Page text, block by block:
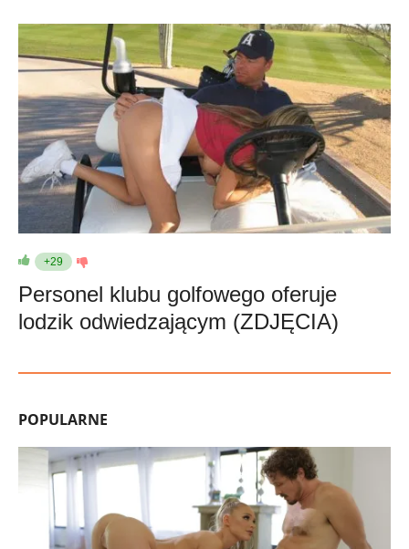
+29
Personel klubu golfowego oferuje
lodzik odwiedzającym (ZDJĘCIA)
POPULARNE